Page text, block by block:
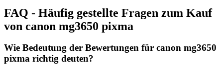
FAQ - Häufig gestellte Fragen zum Kauf
von canon mg3650 pixma
Wie Bedeutung der Bewertungen für canon mg3650
pixma richtig deuten?